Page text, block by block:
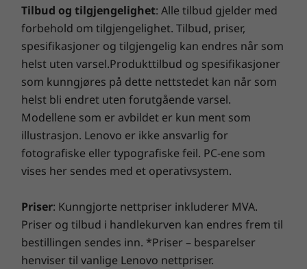
styreplaten på 115 x 68 millimeter gir bedre
navigasjon på skjermen. Og den fantastiske
16" skjermen er tilgjengelig i opptil WQXGA
(2560 x 1600) oppløsning, med 100 % sRGB
fargeskala, valgfri berøring og
maskinvarebasert Low Blue Light-sertifisering
for en utmerket visuell opplevelse.
Trådløs tilkobling
Opptil Wi-Fi 6E*
Bluetooth®5.0
*Bruk av WiFi 6E ved 6 GHz avhenger av støtte fra operativsystemet, rutere, AP-er og
gatewayer som støtter WiFi 6E samt regionale sertifiseringer og spektrumallokering.
Spesifikasjonene kan variere avhengig av region/modell.
DESIGN
Mål (H x B x D)
19,9 mm x 356,1 mm x 247,7 mm / 0,77" x 14,01" x 9,75"
Kombinert port for hodetelefoner og mikrofon
budsjett og massive besparelser fra 28 % til 80 %. Våre
tekniske veivisere, utstyrt med Lenovos banebrytende
diagnostikk, avslører skjulte skader og gir en optimal
forsikring!
Smart Performance
Lenovo Smart Performance vil forbedre PC-opplevelsen
din! Gi mer kraft til PC-en for å oppnå jevn drift og
lynrask oppstart. Nyt en raskere og mer pålitelig
IT-investeringen din ved å bruke forbedret sikkerhet
for å avverge annonseprogrammer, skadelig
programvare og andre trusler. Slipp løs potensialet for
en spennende virtuell reise!
Tilbud og tilgjengelighet: Alle tilbud gjelder med
forbehold om tilgjengelighet. Tilbud, priser,
spesifikasjoner og tilgjengelig kan endres når som
helst uten varsel.Produkttilbud og spesifikasjoner
som kunngjøres på dette nettstedet kan når som
helst bli endret uten forutgående varsel.
Modellene som er avbildet er kun ment som
illustrasjon. Lenovo er ikke ansvarlig for
fotografiske eller typografiske feil. PC-ene som
vises her sendes med et operativsystem.
Priser: Kunngjorte nettpriser inkluderer MVA.
Priser og tilbud i handlekurven kan endres frem til
bestillingen sendes inn. *Priser – besparelser
henviser til vanlige Lenovo nettpriser.